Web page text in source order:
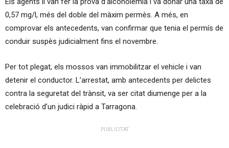
0,57 mg/l, més del doble del màxim permès. A més, en
comprovar els antecedents, van confirmar que tenia el permís de
conduir suspès judicialment fins el novembre.
Per tot plegat, els mossos van immobilitzar el vehicle i van
detenir el conductor. L’arrestat, amb antecedents per delictes
contra la seguretat del trànsit, va ser citat diumenge per a la
celebració d’un judici ràpid a Tarragona.
PUBLICITAT